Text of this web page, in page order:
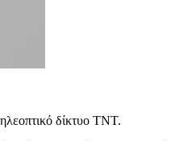
δίκτυο TNT.